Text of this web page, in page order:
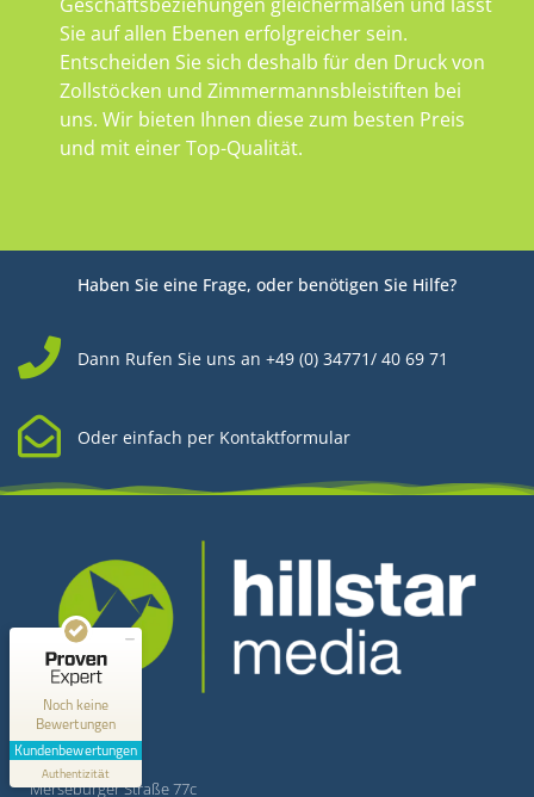
Sie auf allen Ebenen erfolgreicher sein.
Entscheiden Sie sich deshalb für den Druck von
Zollstöcken und Zimmermannsbleistiften bei
uns. Wir bieten Ihnen diese zum besten Preis
und mit einer Top-Qualität.
Haben Sie eine Frage, oder benötigen Sie Hilfe?
Dann Rufen Sie uns an +49 (0) 34771/ 40 69 71
Oder einfach per Kontaktformular
Kontakt
Hillstar Media
Merseburger Straße 77c
Noch keine
Bewertungen
Kundenbewertungen
Authentizität
Kundenbewertungen und Erfahrungen zu
Hillstar Media
MANGELHAFT
0,00 / 5,00
Erfahren Sie mehr über dieses Bewertungssiegel
Profil ansehen